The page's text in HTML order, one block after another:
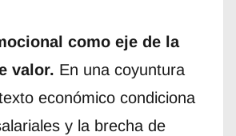
como eje de la
valor. En una coyuntura
económico condiciona
y la brecha de